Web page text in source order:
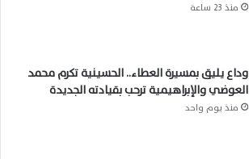
منذ 23 ساعة
وداع يليق بمسيرة العطاء.. الحسينية تكرم محمد
العوضي والإبراهيمية ترحب بقيادته الجديدة
منذ يوم واحد